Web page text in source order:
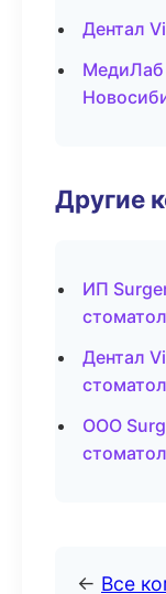
Дентал
Другие
ИП
Дентал
ООО
← Все